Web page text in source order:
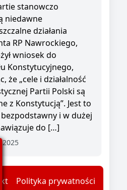
stanowczo
niedawne
działania
RP Nawrockiego,
wniosek do
Konstytucyjnego,
że „cele i działalność
Partii Polski są
z Konstytucją”. Jest to
i w dużej
do […]
2025
Polityka prywatności